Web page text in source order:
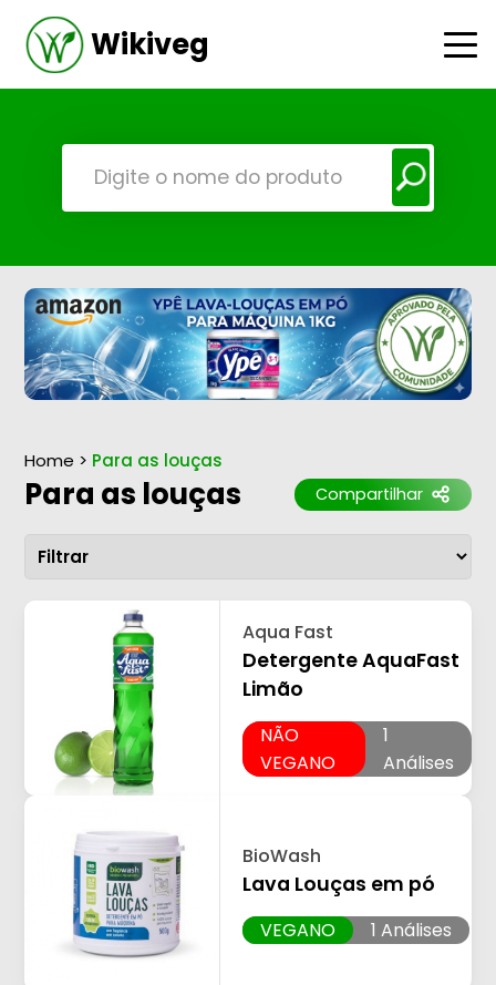
Wikiveg
Home > Para as louças
Para as louças Compartilhar
Aqua Fast
Detergente AquaFast
Limão
NÃO
VEGANO
1
Análises
BioWash
Lava Louças em pó
VEGANO 1 Análises